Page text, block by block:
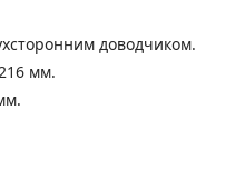
доводчиком.
мм.